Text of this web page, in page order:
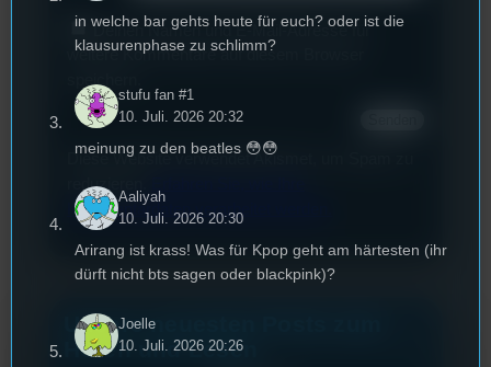
Deinen Namen und E-Mail-Adresse für
weitere Kommentare auf diesem Browser
Diese Website verwendet Akismet, um Spam zu
reduzieren.
Kommentardaten verarbeitet werden.
Unsere neuesten Posts zum
Hören und Lesen
in welche bar gehts heute für euch? oder ist die
klausurenphase zu schlimm?
stufu fan #1
10. Juli. 2026 20:32
meinung zu den beatles 😳😳
Aaliyah
10. Juli. 2026 20:30
Arirang ist krass! Was für Kpop geht am härtesten (ihr
dürft nicht bts sagen oder blackpink)?
Joelle
10. Juli. 2026 20:26